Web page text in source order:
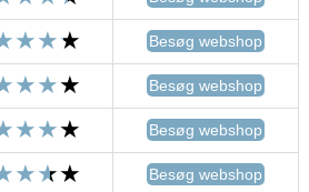
Besøg webshop
Besøg webshop
Besøg webshop
Besøg webshop